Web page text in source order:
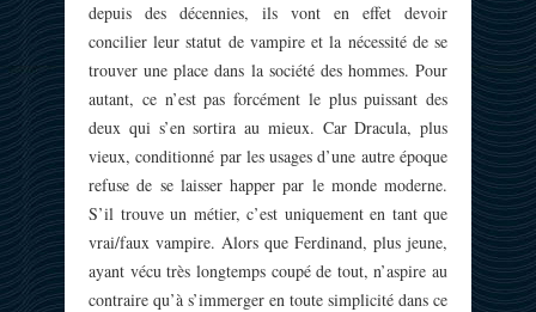
depuis des décennies, ils vont en effet devoir
concilier leur statut de vampire et la nécessité de se
trouver une place dans la société des hommes. Pour
autant, ce n’est pas forcément le plus puissant des
deux qui s’en sortira au mieux. Car Dracula, plus
vieux, conditionné par les usages d’une autre époque
refuse de se laisser happer par le monde moderne.
S’il trouve un métier, c’est uniquement en tant que
vrai/faux vampire. Alors que Ferdinand, plus jeune,
ayant vécu très longtemps coupé de tout, n’aspire au
contraire qu’à s’immerger en toute simplicité dans ce